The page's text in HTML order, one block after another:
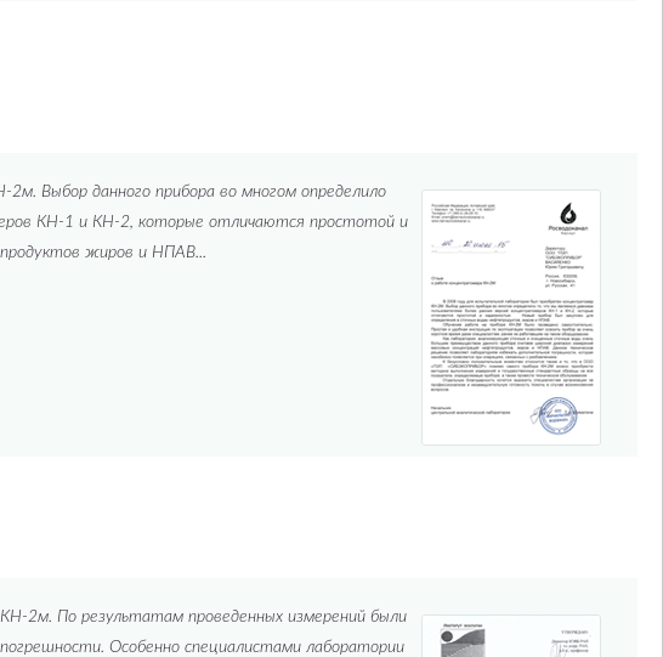
Выбор данного прибора во многом определило
КН-1 и КН-2, которые отличаются простотой и
жиров и НПАВ...
2м. По результатам проведенных измерений были
Особенно специалистами лаборатории